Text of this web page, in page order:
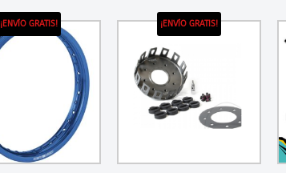
¡ENVÍO GRATIS! ¡ENVÍO GRATIS!